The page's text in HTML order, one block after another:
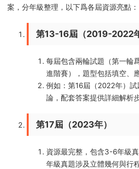
案，分年級整理，以下爲各屆資源亮點：
第13-16屆（2019-2022年
每屆包含兩輪試題（第一輪
進階賽），題型包括填空、
例如：第16屆（2022年）
論，配套答案提供詳細解析步
第17屆（2023年）
資源最完整，包含3-6年級
年級真題涉及立體幾何與行